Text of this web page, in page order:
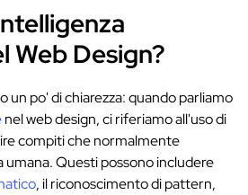
Web Design?
un po' di chiarezza: quando parliamo
nel web design, ci riferiamo all'uso di
compiti che normalmente
umana. Questi possono includere
, il riconoscimento di pattern,